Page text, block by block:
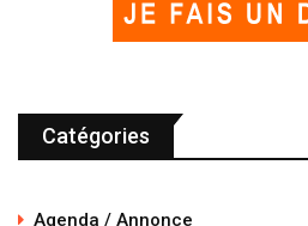
Catégories
Agenda / Annonce